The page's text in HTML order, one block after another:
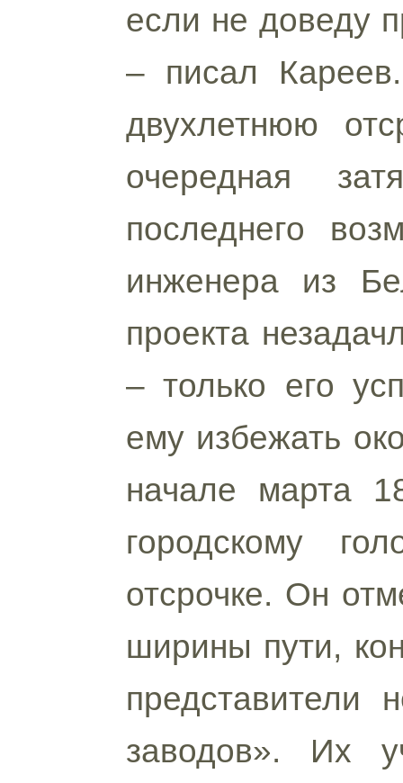
если не доведу
– писал
двухлетнюю
очередная
последнего
инженера из
проекта
– только его
ему избежать
начале марта
городскому
отсрочке. Он
ширины пути,
представители
заводов». Их